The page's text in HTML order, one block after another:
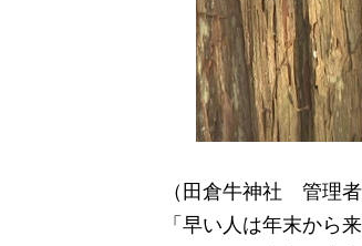
（田倉牛神社 管理者
「早い人は年末から